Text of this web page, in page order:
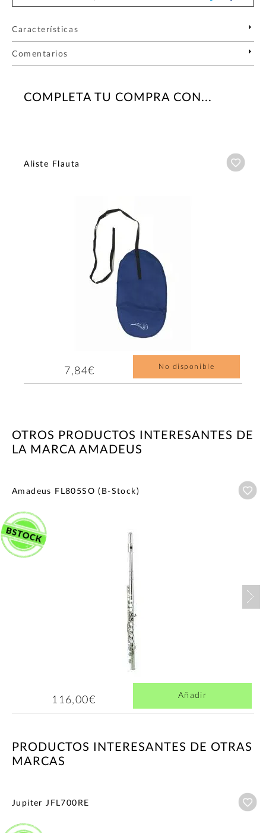
Características
Comentarios
COMPLETA TU COMPRA CON...
Aliste Flauta
7,84€ No disponible
OTROS PRODUCTOS INTERESANTES DE
LA MARCA AMADEUS
Amadeus FL805SO (B-Stock)
116,00€ Añadir
PRODUCTOS INTERESANTES DE OTRAS
MARCAS
Jupiter JFL700RE